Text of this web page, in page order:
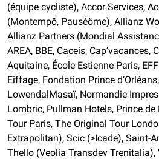
(équipe cycliste), Accor Services,
(Montempô, Pauséôme), Allianz
Allianz Partners (Mondial
AREA, BBE, Caceis, Cap’vacances,
Aquitaine, École Estienne Paris,
Eiffage, Fondation Prince
LowendalMasaï, Normandie
Lombric, Pullman Hotels, Prince de
Tour Paris, The Original Tour
Extrapolitan), Scic (>Icade), Saint-
Thello (Veolia Transdev Trenitalia),